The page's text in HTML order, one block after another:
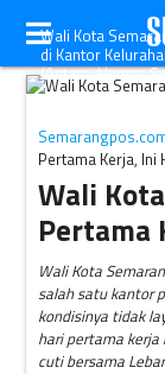
Wali Kota
di Kantor
(Antara-Humas
Pertama Kerja, Ini
Wali
Pertama
Wali Kota
salah satu kantor
kondisinya tidak
hari pertama kerja
cuti bersama